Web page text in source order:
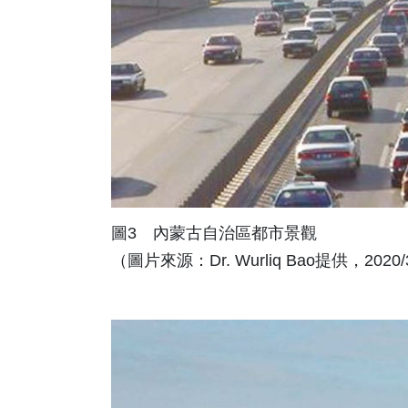
圖3 內蒙古自治區都市景觀
（圖片來源：Dr. Wurliq Bao提供，